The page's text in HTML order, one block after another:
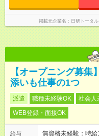
掲載元企業名 日研トータ
【オープニング募集
添いも仕事の1つ
派遣 職種未経験OK 社会人
WEB登録・面接OK
給与 無資格未経験：時